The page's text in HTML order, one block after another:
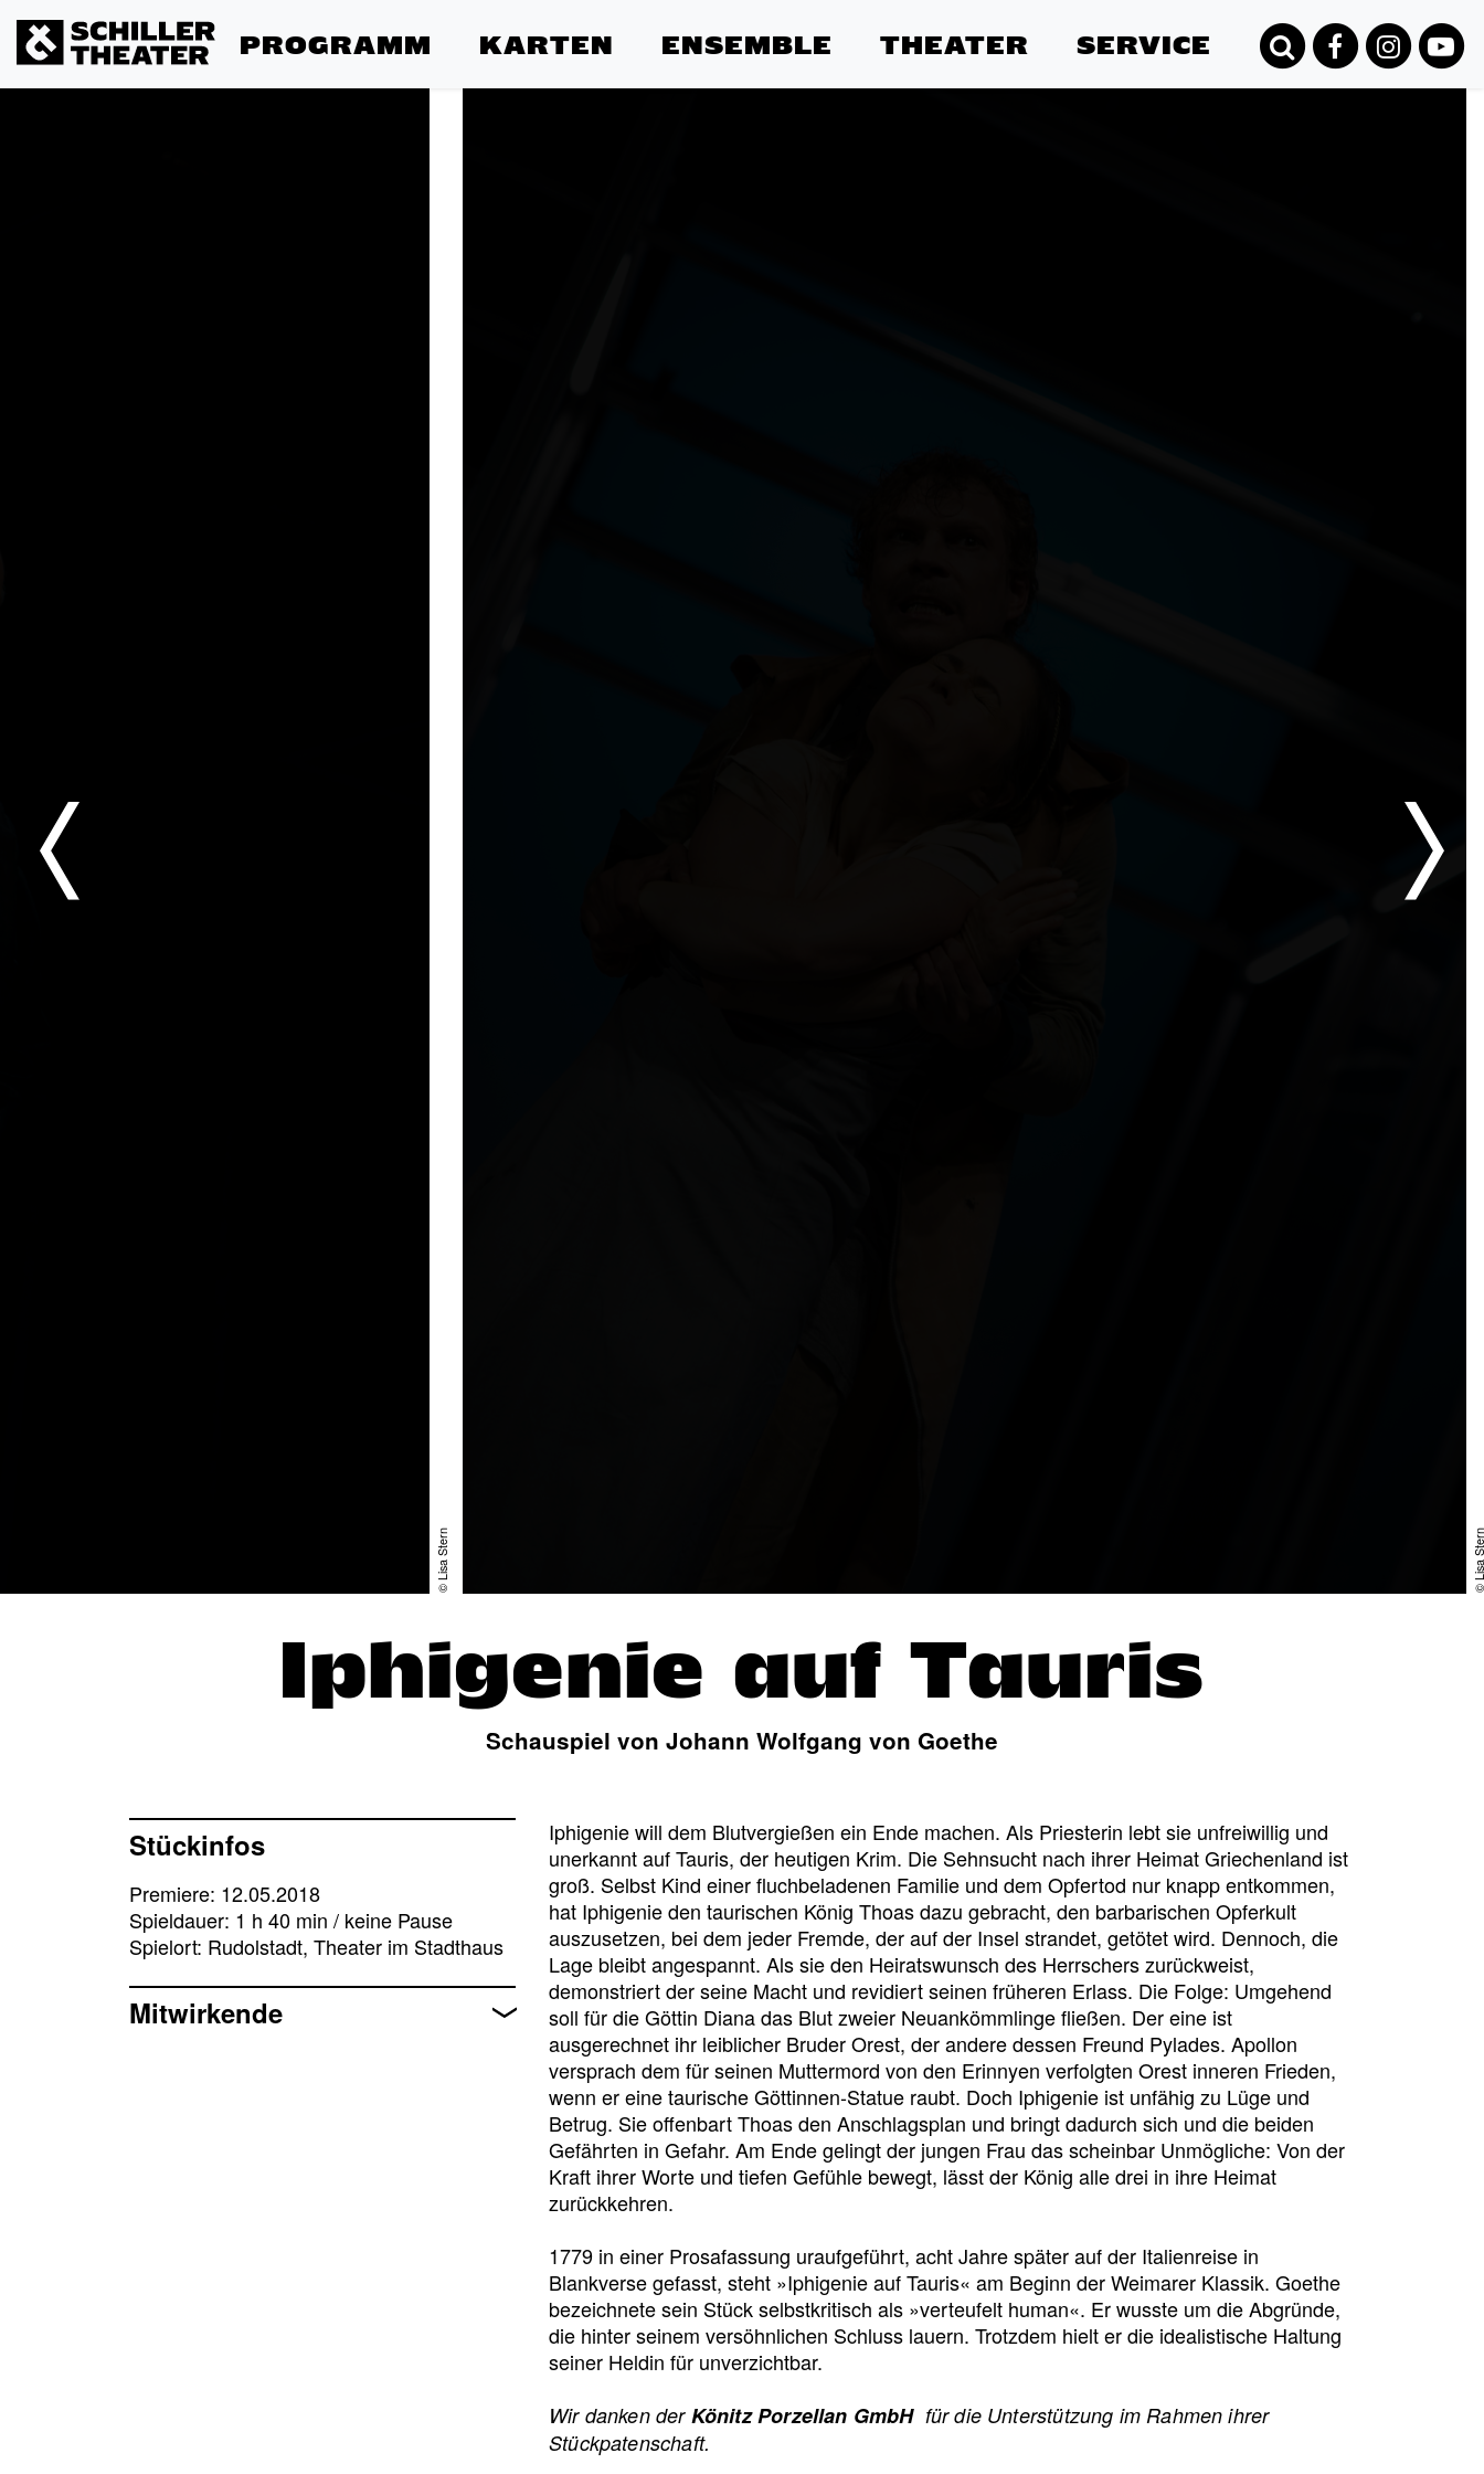
PROGRAMM KARTEN ENSEMBLE THEATER SERVICE
© Lisa Stern ©
Iphigenie auf Tauris
Schauspiel von Johann Wolfgang von Goethe
Iphigenie will dem Blutvergießen ein Ende machen. Als Priesterin lebt sie unfreiwillig und
unerkannt auf Tauris, der heutigen Krim. Die Sehnsucht nach ihrer Heimat Griechenland ist
groß. Selbst Kind einer fluchbeladenen Familie und dem Opfertod nur knapp entkommen,
hat Iphigenie den taurischen König Thoas dazu gebracht, den barbarischen Opferkult
auszusetzen, bei dem jeder Fremde, der auf der Insel strandet, getötet wird. Dennoch, die
Lage bleibt angespannt. Als sie den Heiratswunsch des Herrschers zurückweist,
demonstriert der seine Macht und revidiert seinen früheren Erlass. Die Folge: Umgehend
soll für die Göttin Diana das Blut zweier Neuankömmlinge fließen. Der eine ist
ausgerechnet ihr leiblicher Bruder Orest, der andere dessen Freund Pylades. Apollon
versprach dem für seinen Muttermord von den Erinnyen verfolgten Orest inneren Frieden,
wenn er eine taurische Göttinnen-Statue raubt. Doch Iphigenie ist unfähig zu Lüge und
Betrug. Sie offenbart Thoas den Anschlagsplan und bringt dadurch sich und die beiden
Gefährten in Gefahr. Am Ende gelingt der jungen Frau das scheinbar Unmögliche: Von der
Kraft ihrer Worte und tiefen Gefühle bewegt, lässt der König alle drei in ihre Heimat
zurückkehren.
1779 in einer Prosafassung uraufgeführt, acht Jahre später auf der Italienreise in
Blankverse gefasst, steht »Iphigenie auf Tauris« am Beginn der Weimarer Klassik. Goethe
bezeichnete sein Stück selbstkritisch als »verteufelt human«. Er wusste um die Abgründe,
die hinter seinem versöhnlichen Schluss lauern. Trotzdem hielt er die idealistische Haltung
seiner Heldin für unverzichtbar.
Wir danken der Könitz Porzellan GmbH für die Unterstützung im Rahmen ihrer
Stückpatenschaft.
Stückinfos
Premiere: 12.05.2018
Spieldauer: 1 h 40 min / keine Pause
Spielort: Rudolstadt, Theater im Stadthaus
Mitwirkende